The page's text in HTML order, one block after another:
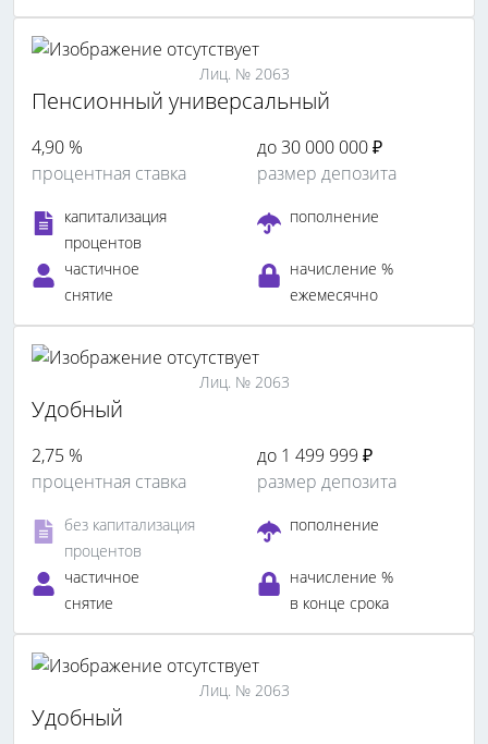
Лиц. № 2063
Пенсионный универсальный
4,90 %
процентная ставка
до 30 000 000 ₽
размер депозита
капитализация
процентов
пополнение
частичное
снятие
начисление %
ежемесячно
Лиц. № 2063
Удобный
2,75 %
процентная ставка
до 1 499 999 ₽
размер депозита
без капитализация
процентов
пополнение
частичное
снятие
начисление %
в конце срока
Лиц. № 2063
Удобный